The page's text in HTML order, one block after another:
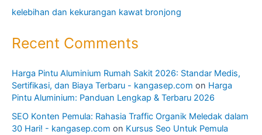
kelebihan dan kekurangan kawat bronjong
Recent Comments
Harga Pintu Aluminium Rumah Sakit 2026: Standar Medis,
Sertifikasi, dan Biaya Terbaru - kangasep.com on Harga
Pintu Aluminium: Panduan Lengkap & Terbaru 2026
SEO Konten Pemula: Rahasia Traffic Organik Meledak dalam
30 Hari! - kangasep.com on Kursus Seo Untuk Pemula